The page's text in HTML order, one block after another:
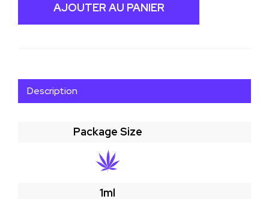
AJOUTER AU PANIER
Description
Package Size
1ml